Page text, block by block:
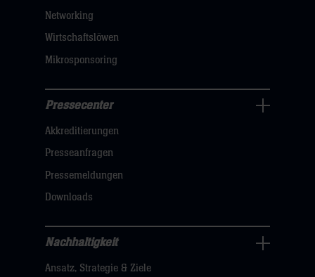
Networking
Wirtschaftslöwen
Mikrosponsoring
Navigation
öffnen,
dann
klicken
hier
Pressecenter
Akkreditierungen
Presseanfragen
Pressemeldungen
Downloads
Nachhaltigkeit
Navigation
Nachhaltigkeit
Ansatz, Strategie & Ziele